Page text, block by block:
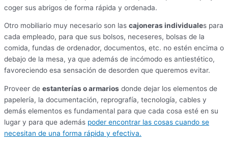
coger sus abrigos de forma rápida y ordenada.
Otro mobiliario muy necesario son las cajoneras individuales para
cada empleado, para que sus bolsos, neceseres, bolsas de la
comida, fundas de ordenador, documentos, etc. no estén encima o
debajo de la mesa, ya que además de incómodo es antiestético,
favoreciendo esa sensación de desorden que queremos evitar.
Proveer de estanterías o armarios donde dejar los elementos de
papelería, la documentación, reprografía, tecnología, cables y
demás elementos es fundamental para que cada cosa esté en su
lugar y para que además poder encontrar las cosas cuando se
necesitan de una forma rápida y efectiva.